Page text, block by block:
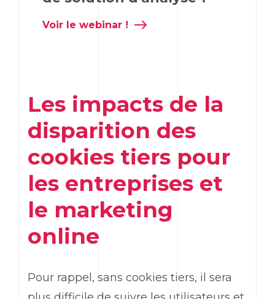
Voir le webinar !
Les impacts de la
disparition des
cookies tiers pour
les entreprises et
le marketing
online
Pour rappel, sans cookies tiers, il sera